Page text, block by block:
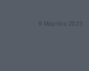
9 Μαρτίου 2023